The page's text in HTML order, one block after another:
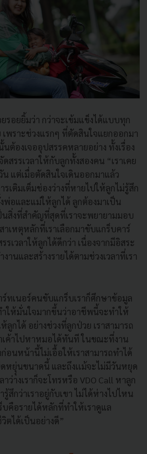
รอยยิ้มว่า กว่าจะเข้มแข็งได้แบบทุก
เพราะช่วงแรกๆ ที่ตัดสินใจแยกออกมา
ต้องเจออุปสรรคหลายอย่าง ทั้งเรื่อง
สรรเวลาให้กับลูกทั้งสองคน “เราเคย
แต่เมื่อตัดสินใจเดินออกมาแล้ว
รเติมเต็มช่องว่างที่หายไปให้ลูกไม่รู้สึก
พ่อและแม่ให้ลูกได้ ลูกต้องมาเป็น
นสิ่งที่สำคัญที่สุดที่เราจะพยายามมอบ
เหตุหลักที่เราเลือกมาขับแกร็บคาร์
รเวลาให้ลูกได้ดีกว่า เนื่องจากมีอิสระ
งานและสร้างรายได้ตามช่วงเวลาที่เรา
ทเนอร์คนขับแกร็บเราก็ศึกษาข้อมูล
ให้มั่นใจมากขึ้นว่าอาชีพนี้จะทำให้
ห้ลูกได้ อย่างช่วงที่ลูกป่วย เราสามารถ
ค้าไปหาหมอได้ทันที ในขณะที่งาน
อนหน้านี้ไม่เอื้อให้เราสามารถทำได้
ดหยุุ่นขนาดนี้ และถึงเเม้จะไม่มีวันหยุด
าว่างเราก็จะโทรหรือ VDO Call หาลูก
รู้สึกว่าเราอยู่กับเขา ไม่ได้ห่างไปไหน
คือรายได้หลักที่ทำให้เราดูแล
ตได้เป็นอย่างดี”